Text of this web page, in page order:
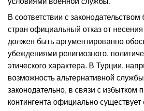
В соответствии с
стран официальный отказ от
должен быть аргументированно
убеждениями религиозного,
этического характера. В Турции,
возможность альтернативной
законодательно, в связи с избытком
контингента официально существует